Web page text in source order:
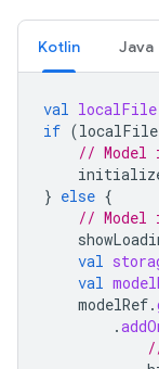
Kotlin Java
val localFile
if (localFile
// Model
} else {
// Model
val
val
modelRef.
.